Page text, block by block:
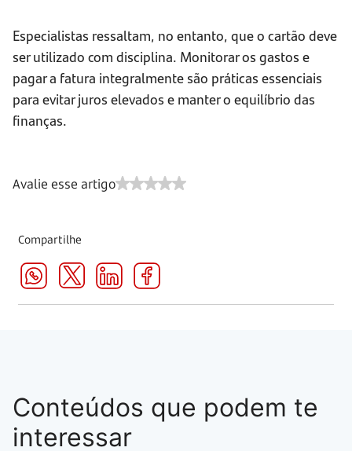
Especialistas ressaltam, no entanto, que o cartão deve
ser utilizado com disciplina. Monitorar os gastos e
pagar a fatura integralmente são práticas essenciais
para evitar juros elevados e manter o equilíbrio das
finanças.
Avalie esse artigo
Compartilhe
Conteúdos que podem te
interessar